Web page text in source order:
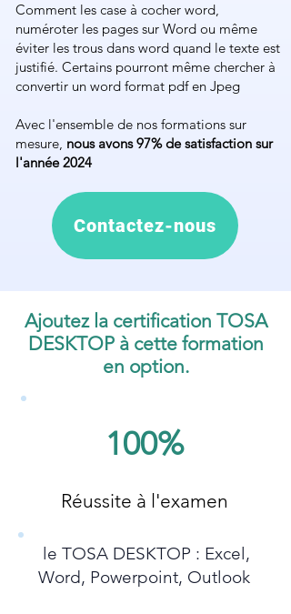
Comment les case à cocher word,
numéroter les pages sur Word ou même
éviter les trous dans word quand le texte est
justifié. Certains pourront même chercher à
convertir un word format pdf en Jpeg
Avec l'ensemble de nos formations sur
mesure, nous avons 97% de satisfaction sur
l'année 2024
Contactez-nous
Ajoutez la certification TOSA
DESKTOP à cette formation
en option.
100%
Réussite à l'examen
le TOSA DESKTOP : Excel,
Word, Powerpoint, Outlook